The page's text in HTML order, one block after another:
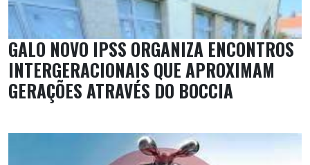
GALO NOVO IPSS ORGANIZA ENCONTROS
INTERGERACIONAIS QUE APROXIMAM
GERAÇÕES ATRAVÉS DO BOCCIA